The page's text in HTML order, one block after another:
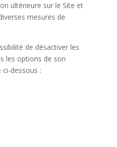
ultérieure sur le Site et
mesures de
de désactiver les
les options de son
dessous :